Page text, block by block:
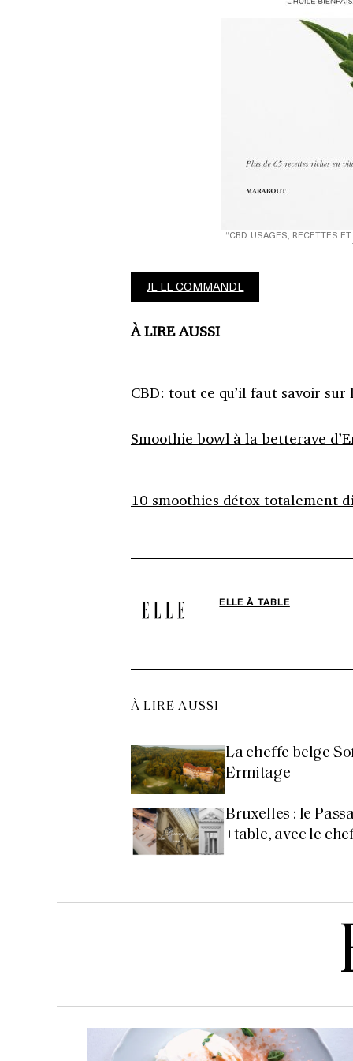
“CBD, USAGES, RECETTES
JE LE COMMANDE
À LIRE AUSSI
CBD: tout ce qu’il faut savoir
Smoothie bowl à la betterave
10 smoothies détox totalement
ELLE À TABLE
À LIRE AUSSI
La cheffe belge
Ermitage
Bruxelles : le
+table, avec le